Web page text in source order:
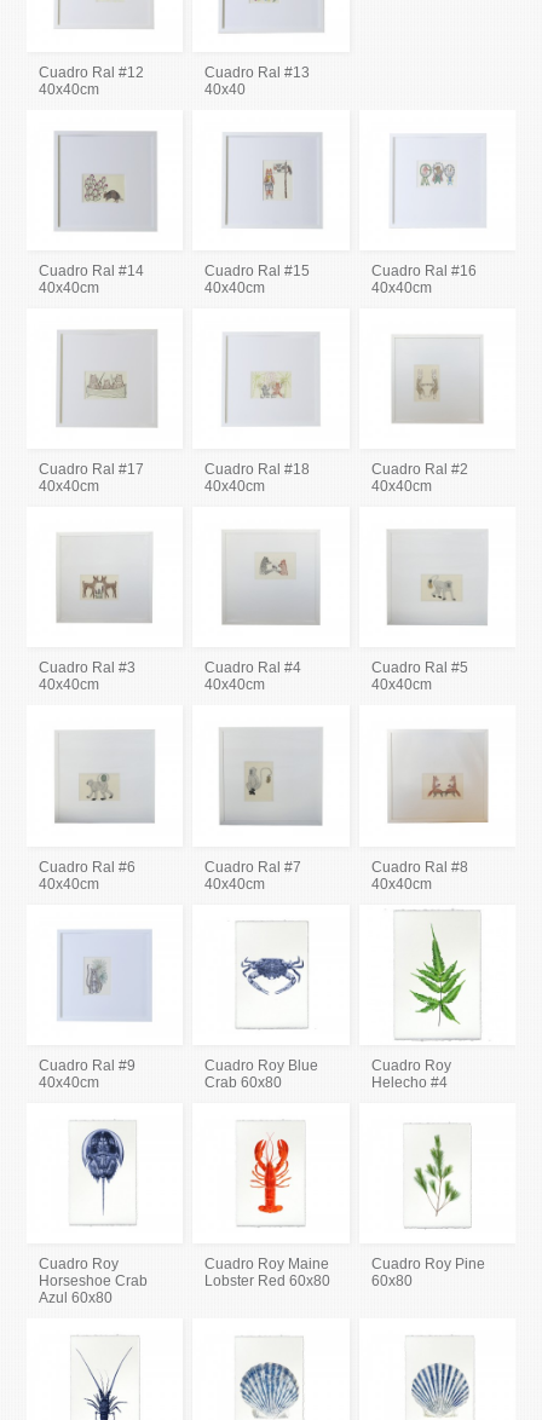
Cuadro Ral #12
40x40cm
Cuadro Ral #13
40x40
Cuadro Ral #14
40x40cm
Cuadro Ral #15
40x40cm
Cuadro Ral #16
40x40cm
Cuadro Ral #17
40x40cm
Cuadro Ral #18
40x40cm
Cuadro Ral #2
40x40cm
Cuadro Ral #3
40x40cm
Cuadro Ral #4
40x40cm
Cuadro Ral #5
40x40cm
Cuadro Ral #6
40x40cm
Cuadro Ral #7
40x40cm
Cuadro Ral #8
40x40cm
Cuadro Ral #9
40x40cm
Cuadro Roy Blue
Crab 60x80
Cuadro Roy
Helecho #4
Cuadro Roy
Horseshoe Crab
Azul 60x80
Cuadro Roy Maine
Lobster Red 60x80
Cuadro Roy Pine
60x80